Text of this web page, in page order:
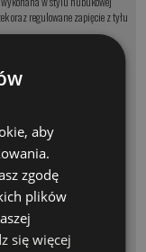
oraz regulowane zapięcie z tyłu
jak i codziennego
stylu inspirowanego
aby
zgodę
plików
się więcej